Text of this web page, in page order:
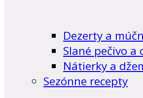
Dezerty a
Slané pečivo a
Nátierky a
Sezónne recepty